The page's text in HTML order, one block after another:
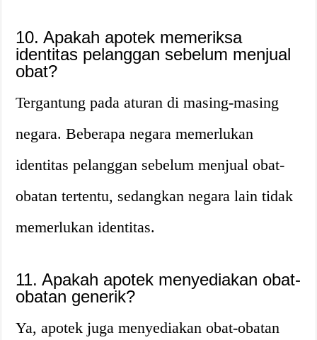
10. Apakah apotek memeriksa
identitas pelanggan sebelum menjual
obat?
Tergantung pada aturan di masing-masing
negara. Beberapa negara memerlukan
identitas pelanggan sebelum menjual obat-
obatan tertentu, sedangkan negara lain tidak
memerlukan identitas.
11. Apakah apotek menyediakan obat-
obatan generik?
Ya, apotek juga menyediakan obat-obatan